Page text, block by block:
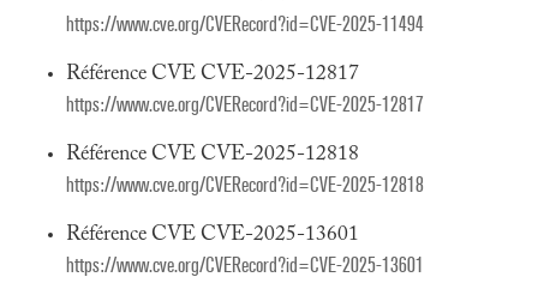
https://www.cve.org/CVERecord?id=CVE-2025-11494
Référence CVE CVE-2025-12817
https://www.cve.org/CVERecord?id=CVE-2025-12817
Référence CVE CVE-2025-12818
https://www.cve.org/CVERecord?id=CVE-2025-12818
Référence CVE CVE-2025-13601
https://www.cve.org/CVERecord?id=CVE-2025-13601